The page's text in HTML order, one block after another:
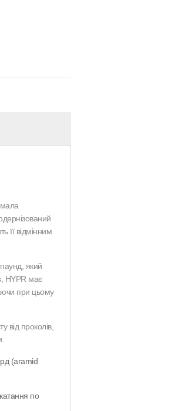
її відмінним
який
HYPR має
при цьому
від проколів,
(aramid
по